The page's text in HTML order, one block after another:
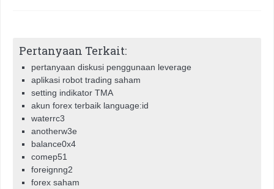
Pertanyaan Terkait:
pertanyaan diskusi penggunaan leverage
aplikasi robot trading saham
setting indikator TMA
akun forex terbaik language:id
waterrc3
anotherw3e
balance0x4
comep51
foreignng2
forex saham